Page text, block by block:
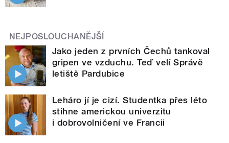
NEJPOSLOUCHANĚJŠÍ
Jako jeden z prvních Čechů tankoval
gripen ve vzduchu. Teď velí Správě
letiště Pardubice
Leháro jí je cizí. Studentka přes léto
stihne americkou univerzitu
i dobrovolničení ve Francii